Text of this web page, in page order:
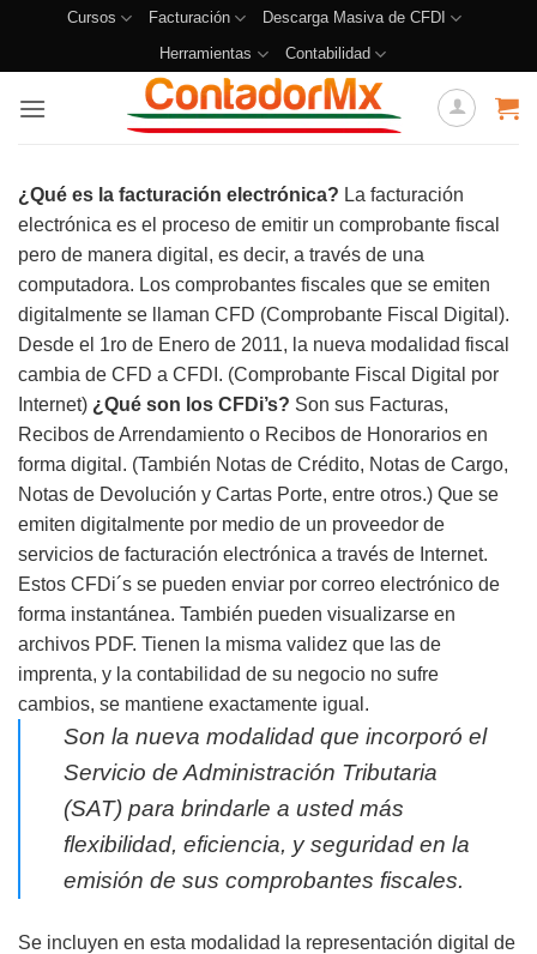
Cursos Facturación
Descarga Masiva de CFDI
Herramientas
Contabilidad
¿Qué es la facturación electrónica? La facturación
electrónica es el proceso de emitir un comprobante fiscal
pero de manera digital, es decir, a través de una
computadora. Los comprobantes fiscales que se emiten
digitalmente se llaman CFD (Comprobante Fiscal Digital).
Desde el 1ro de Enero de 2011, la nueva modalidad fiscal
cambia de CFD a CFDI. (Comprobante Fiscal Digital por
Internet) ¿Qué son los CFDi’s? Son sus Facturas,
Recibos de Arrendamiento o Recibos de Honorarios en
forma digital. (También Notas de Crédito, Notas de Cargo,
Notas de Devolución y Cartas Porte, entre otros.) Que se
emiten digitalmente por medio de un proveedor de
servicios de facturación electrónica a través de Internet.
Estos CFDi´s se pueden enviar por correo electrónico de
forma instantánea. También pueden visualizarse en
archivos PDF. Tienen la misma validez que las de
imprenta, y la contabilidad de su negocio no sufre
cambios, se mantiene exactamente igual.
Son la nueva modalidad que incorporó el
Servicio de Administración Tributaria
(SAT) para brindarle a usted más
flexibilidad, eficiencia, y seguridad en la
emisión de sus comprobantes fiscales.
Se incluyen en esta modalidad la representación digital de